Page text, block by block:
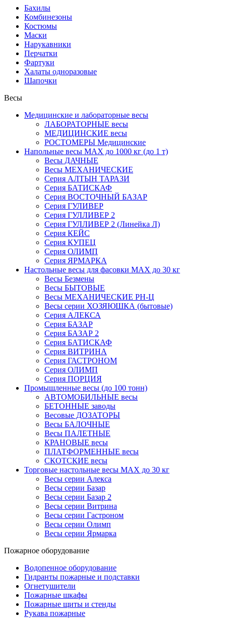
Бахилы
Комбинезоны
Костюмы
Маски
Нарукавники
Перчатки
Фартуки
Халаты одноразовые
Шапочки
Весы
Медицинские и лабораторные весы
ЛАБОРАТОРНЫЕ весы
МЕДИЦИНСКИЕ весы
РОСТОМЕРЫ Медицинские
Напольные весы MAX до 1000 кг (до 1 т)
Весы ДАЧНЫЕ
Весы МЕХАНИЧЕСКИЕ
Серия АЛТЫН ТАРАЗИ
Серия БАТИСКАФ
Серия ВОСТОЧНЫЙ БАЗАР
Серия ГУЛИВЕР
Серия ГУЛЛИВЕР 2
Серия ГУЛЛИВЕР 2 (Линейка Л)
Серия КЕЙС
Серия КУПЕЦ
Серия ОЛИМП
Серия ЯРМАРКА
Настольные весы для фасовки MAX до 30 кг
Весы Безмены
Весы БЫТОВЫЕ
Весы МЕХАНИЧЕСКИЕ РН-Ц
Весы серии ХОЗЯЮШКА (бытовые)
Серия АЛЕКСА
Серия БАЗАР
Серия БАЗАР 2
Серия БАТИСКАФ
Серия ВИТРИНА
Серия ГАСТРОНОМ
Серия ОЛИМП
Серия ПОРЦИЯ
Промышленные весы (до 100 тонн)
АВТОМОБИЛЬНЫЕ весы
БЕТОННЫЕ заводы
Весовые ДОЗАТОРЫ
Весы БАЛОЧНЫЕ
Весы ПАЛЕТНЫЕ
КРАНОВЫЕ весы
ПЛАТФОРМЕННЫЕ весы
СКОТСКИЕ весы
Торговые настольные весы MAX до 30 кг
Весы серии Алекса
Весы серии Базар
Весы серии Базар 2
Весы серии Витрина
Весы серии Гастроном
Весы серии Олимп
Весы серии Ярмарка
Пожарное оборудование
Водопенное оборудование
Гидранты пожарные и подставки
Огнетушители
Пожарные шкафы
Пожарные щиты и стенды
Рукава пожарные